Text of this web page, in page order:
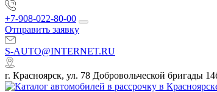
+7-908-022-80-00
Отправить заявку
S-AUTO@INTERNET.RU
г. Красноярск, ул. 78 Добровольческой бригады